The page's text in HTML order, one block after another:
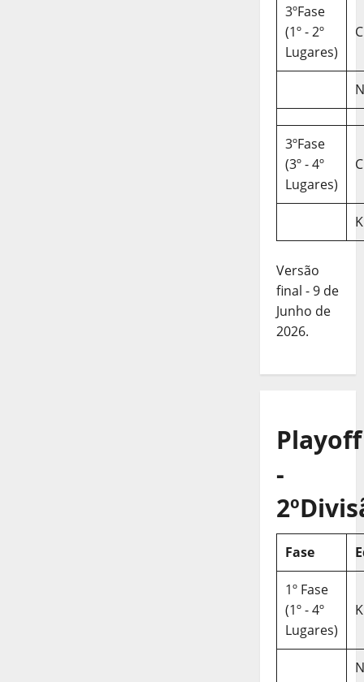
3ºFase
(1º - 2º
Lugares)
3ºFase
(3º - 4º
Lugares)
Versão
final - 9 de
Junho de
2026.
Playoff
-
Fase
1º Fase
(1º - 4º
Lugares)